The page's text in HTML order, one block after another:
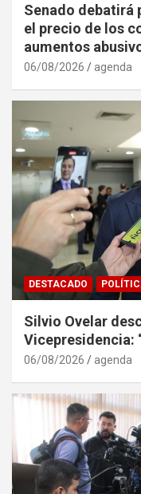
Senado debatirá
el precio de los
aumentos
06/08/2026 agenda
DESTACADO
Silvio Ovelar
Vicepresidencia:
06/08/2026 agenda